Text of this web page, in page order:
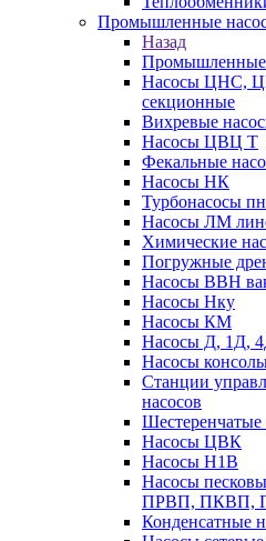
Промышленные
Назад
Промышленные
Насосы ЦНС,
секционные
Вихревые
Насосы ЦВЦ Т
Фекальные
Насосы НК
Турбонасосы
Насосы ЛМ
Химические
Погружные
Насосы ВВН
Насосы Нку
Насосы КМ
Насосы Д, 1Д,
Насосы
Станции
насосов
Насосы ЦВК
Насосы Н1В
Насосы
ПРВП, ПКВП,
Конденсатные